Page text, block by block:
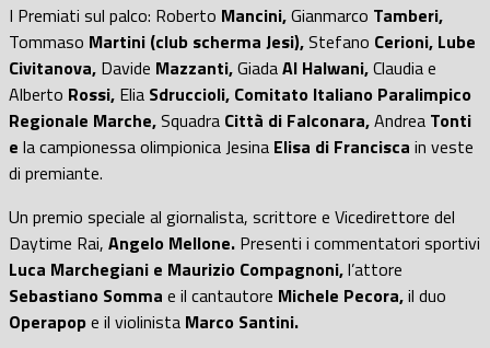
I Premiati sul palco: Roberto Mancini,Gianmarco Tamberi,
Tommaso Martini (club scherma Jesi),Stefano Cerioni, Lube
Civitanova, Davide Mazzanti,GiadaAl Halwani,Claudia e
Alberto Rossi, Elia Sdruccioli, Comitato Italiano Paralimpico
Regionale Marche,Squadra Città di Falconara,Andrea Tonti
e la campionessa olimpionica Jesina Elisa di Francisca in veste
di premiante.
Un premio speciale al giornalista, scrittore e Vicedirettore del
Daytime Rai, Angelo Mellone. Presenti i commentatori sportivi
Luca Marchegiani e Maurizio Compagnoni,l’attore
Sebastiano Somma e il cantautore Michele Pecora,il duo
Operapope il violinista Marco Santini.